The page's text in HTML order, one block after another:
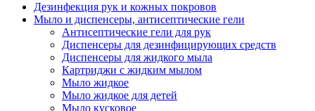
Дезинфекция рук и кожных покровов
Мыло и диспенсеры, антисептические гели
Антисептические гели для рук
Диспенсеры для дезинфицирующих средств
Диспенсеры для жидкого мыла
Картриджи с жидким мылом
Мыло жидкое
Мыло жидкое для детей
Мыло кусковое